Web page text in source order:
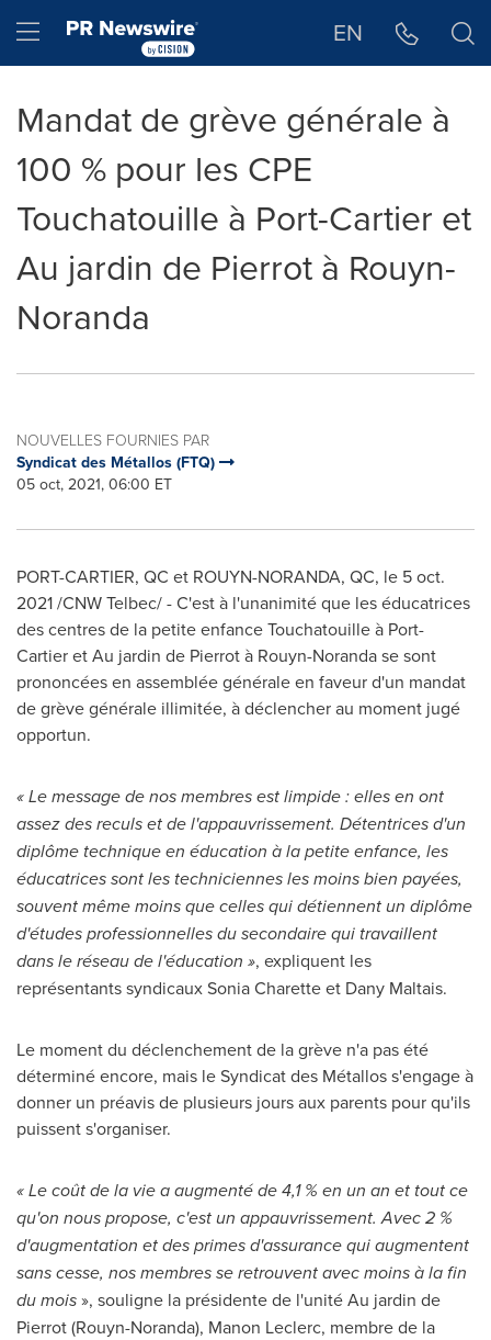
Hamburger menu EN
Mandat de grève générale à
100 % pour les CPE
Touchatouille à Port-Cartier et
Au jardin de Pierrot à Rouyn-
Noranda
NOUVELLES FOURNIES PAR
Syndicat des Métallos (FTQ)
05 oct, 2021, 06:00 ET
PORT-CARTIER, QC et ROUYN-NORANDA, QC, le 5 oct.
2021/CNW Telbec/ - C'est à l'unanimité que les éducatrices
des centres de la petite enfance Touchatouille à Port-
Cartieret Au jardin de Pierrot à Rouyn-Noranda se sont
prononcées en assemblée générale en faveur d'un mandat
de grève générale illimitée, à déclencher au moment jugé
opportun.
« Le message de nos membres est limpide : elles en ont
assez des reculs et de l'appauvrissement. Détentrices d'un
diplôme technique en éducation à la petite enfance, les
éducatrices sont les techniciennes les moins bien payées,
souvent même moins que celles qui détiennent un diplôme
d'études professionnelles du secondaire qui travaillent
dans le réseau de l'éducation », expliquent les
représentants syndicauxSonia Charetteet Dany Maltais.
Le moment du déclenchement de la grève n'a pas été
déterminé encore, mais le Syndicat des Métallos s'engage à
donner un préavis de plusieurs jours aux parents pour qu'ils
puissent s'organiser.
« Le coût de la vie a augmenté de 4,1 % en un an et tout ce
qu'on nous propose, c'est un appauvrissement. Avec 2 %
d'augmentation et des primes d'assurance qui augmentent
sans cesse, nos membres se retrouvent avec moins à la fin
du mois», souligne la présidente de l'unité Au jardin de
Pierrot (Rouyn-Noranda), Manon Leclerc, membre de la